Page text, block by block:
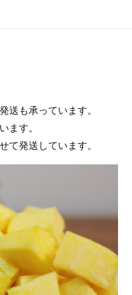
送も承っています。
ます。
て発送しています。